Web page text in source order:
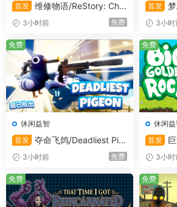
游戏特色
纽约市中心的舒适意大利— 在美
意大利比萨店。
幽默的插曲— 笨拙懒惰的表弟阿
笑声。
爷爷的食谱》 — 探索家族秘方中
支线任务
— 黑手党、竞争、破坏
为日常游戏增色不少。
经营比萨店— 管理业务、计划供
首发 维修物语/ReStory: Chill
Electronics Repairs
3小时前 免费
首发
3小时
休闲益智
首发 夺命飞鸽/Deadliest Pig
eon3小时前 免费
免费
休闲
首发
ock3小时
免费
免费 免费